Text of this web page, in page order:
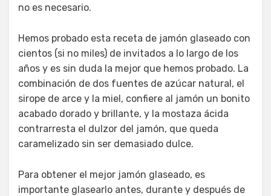
no es necesario.
Hemos probado esta receta de jamón glaseado con
cientos (si no miles) de invitados a lo largo de los
años y es sin duda la mejor que hemos probado. La
combinación de dos fuentes de azúcar natural, el
sirope de arce y la miel, confiere al jamón un bonito
acabado dorado y brillante, y la mostaza ácida
contrarresta el dulzor del jamón, que queda
caramelizado sin ser demasiado dulce.
Para obtener el mejor jamón glaseado, es
importante glasearlo antes, durante y después de